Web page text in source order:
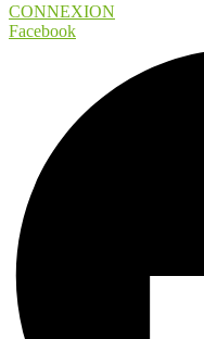
CONNEXION
Facebook